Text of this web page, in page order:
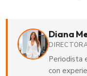
Diana
Periodista
con